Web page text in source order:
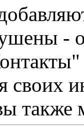
-
также